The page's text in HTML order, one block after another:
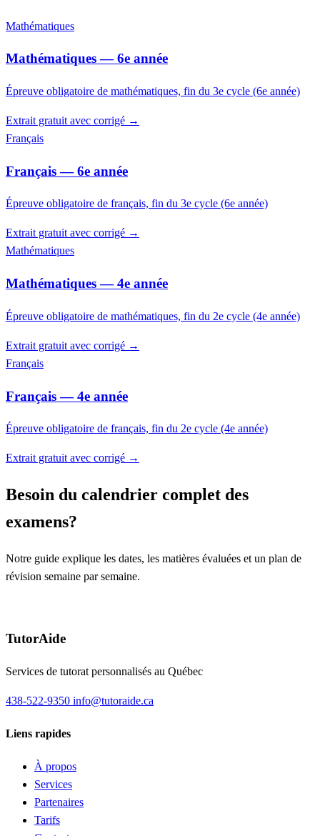
Mathématiques
Mathématiques — 6e année
Épreuve obligatoire de mathématiques, fin du 3e cycle (6e année)
Extrait gratuit avec corrigé →
Français
Français — 6e année
Épreuve obligatoire de français, fin du 3e cycle (6e année)
Extrait gratuit avec corrigé →
Mathématiques
Mathématiques — 4e année
Épreuve obligatoire de mathématiques, fin du 2e cycle (4e année)
Extrait gratuit avec corrigé →
Français
Français — 4e année
Épreuve obligatoire de français, fin du 2e cycle (4e année)
Extrait gratuit avec corrigé →
Besoin du calendrier complet des
examens?
Notre guide explique les dates, les matières évaluées et un plan de
révision semaine par semaine.
TutorAide
Services de tutorat personnalisés au Québec
438-522-9350 info@tutoraide.ca
Liens rapides
À propos
Services
Partenaires
Tarifs